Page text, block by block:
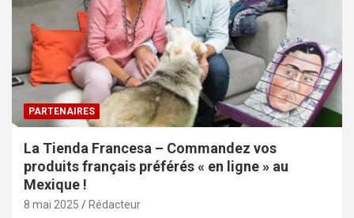
PARTENAIRES
La Tienda Francesa – Commandez vos
produits français préférés « en ligne » au
Mexique !
8 mai 2025 Rédacteur